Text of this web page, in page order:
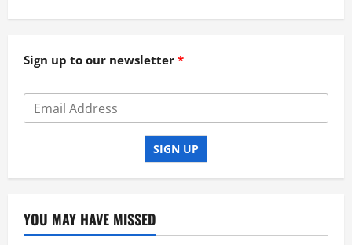
Sign up to our newsletter
SIGN UP
YOU MAY HAVE MISSED